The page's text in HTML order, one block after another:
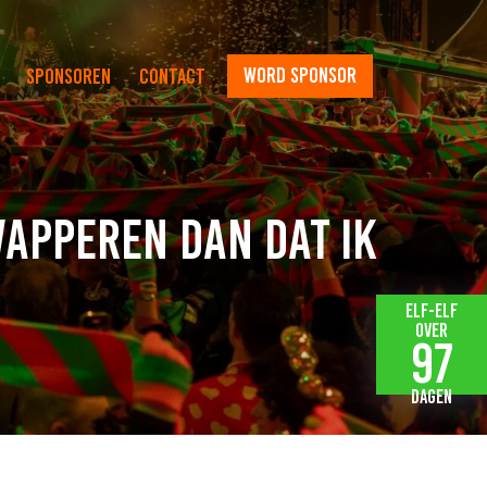
Sponsoren Contact word sponsor
dan dat ik
Elf-elf
over
97
dagen